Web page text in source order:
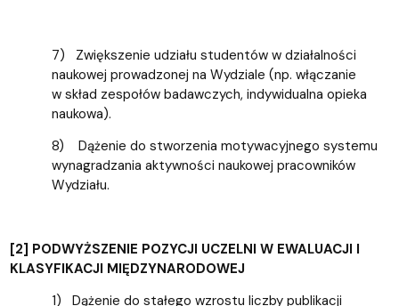
7) Zwiększenie udziału studentów w działalności
naukowej prowadzonej na Wydziale (np. włączanie
w skład zespołów badawczych, indywidualna opieka
naukowa).
8) Dążenie do stworzenia motywacyjnego systemu
wynagradzania aktywności naukowej pracowników
Wydziału.
[2] PODWYŻSZENIE POZYCJI UCZELNI W EWALUACJI I
KLASYFIKACJI MIĘDZYNARODOWEJ
1) Dążenie do stałego wzrostu liczby publikacji